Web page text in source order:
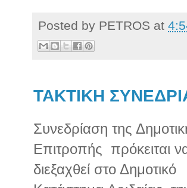
Posted by PETROS at
TAKTIKH
Συνεδρίαση της
Επιτροπής πρόκειται
διεξαχθεί στο Δημοτικό